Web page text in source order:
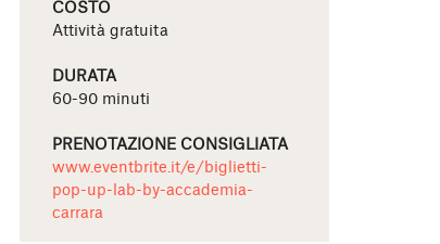
COSTO
Attività gratuita
DURATA
60-90 minuti
PRENOTAZIONE CONSIGLIATA
www.eventbrite.it/e/biglietti-
pop-up-lab-by-accademia-
carrara